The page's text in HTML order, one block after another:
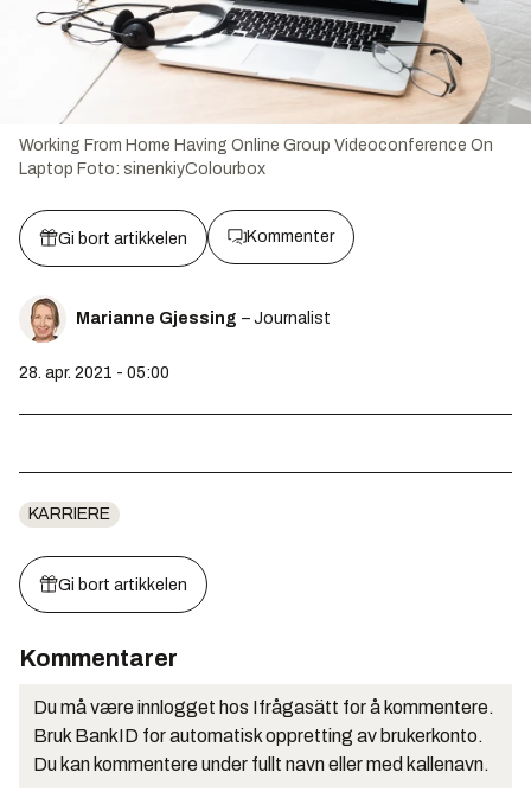
Working From Home Having Online Group Videoconference On
Laptop Foto: sinenkiyColourbox
Gi bort artikkelen Kommenter
Marianne Gjessing – Journalist
28. apr. 2021 - 05:00
KARRIERE
Gi bort artikkelen
Kommentarer
Du må være innlogget hos Ifrågasätt for å kommentere.
Bruk BankID for automatisk oppretting av brukerkonto.
Du kan kommentere under fullt navn eller med kallenavn.